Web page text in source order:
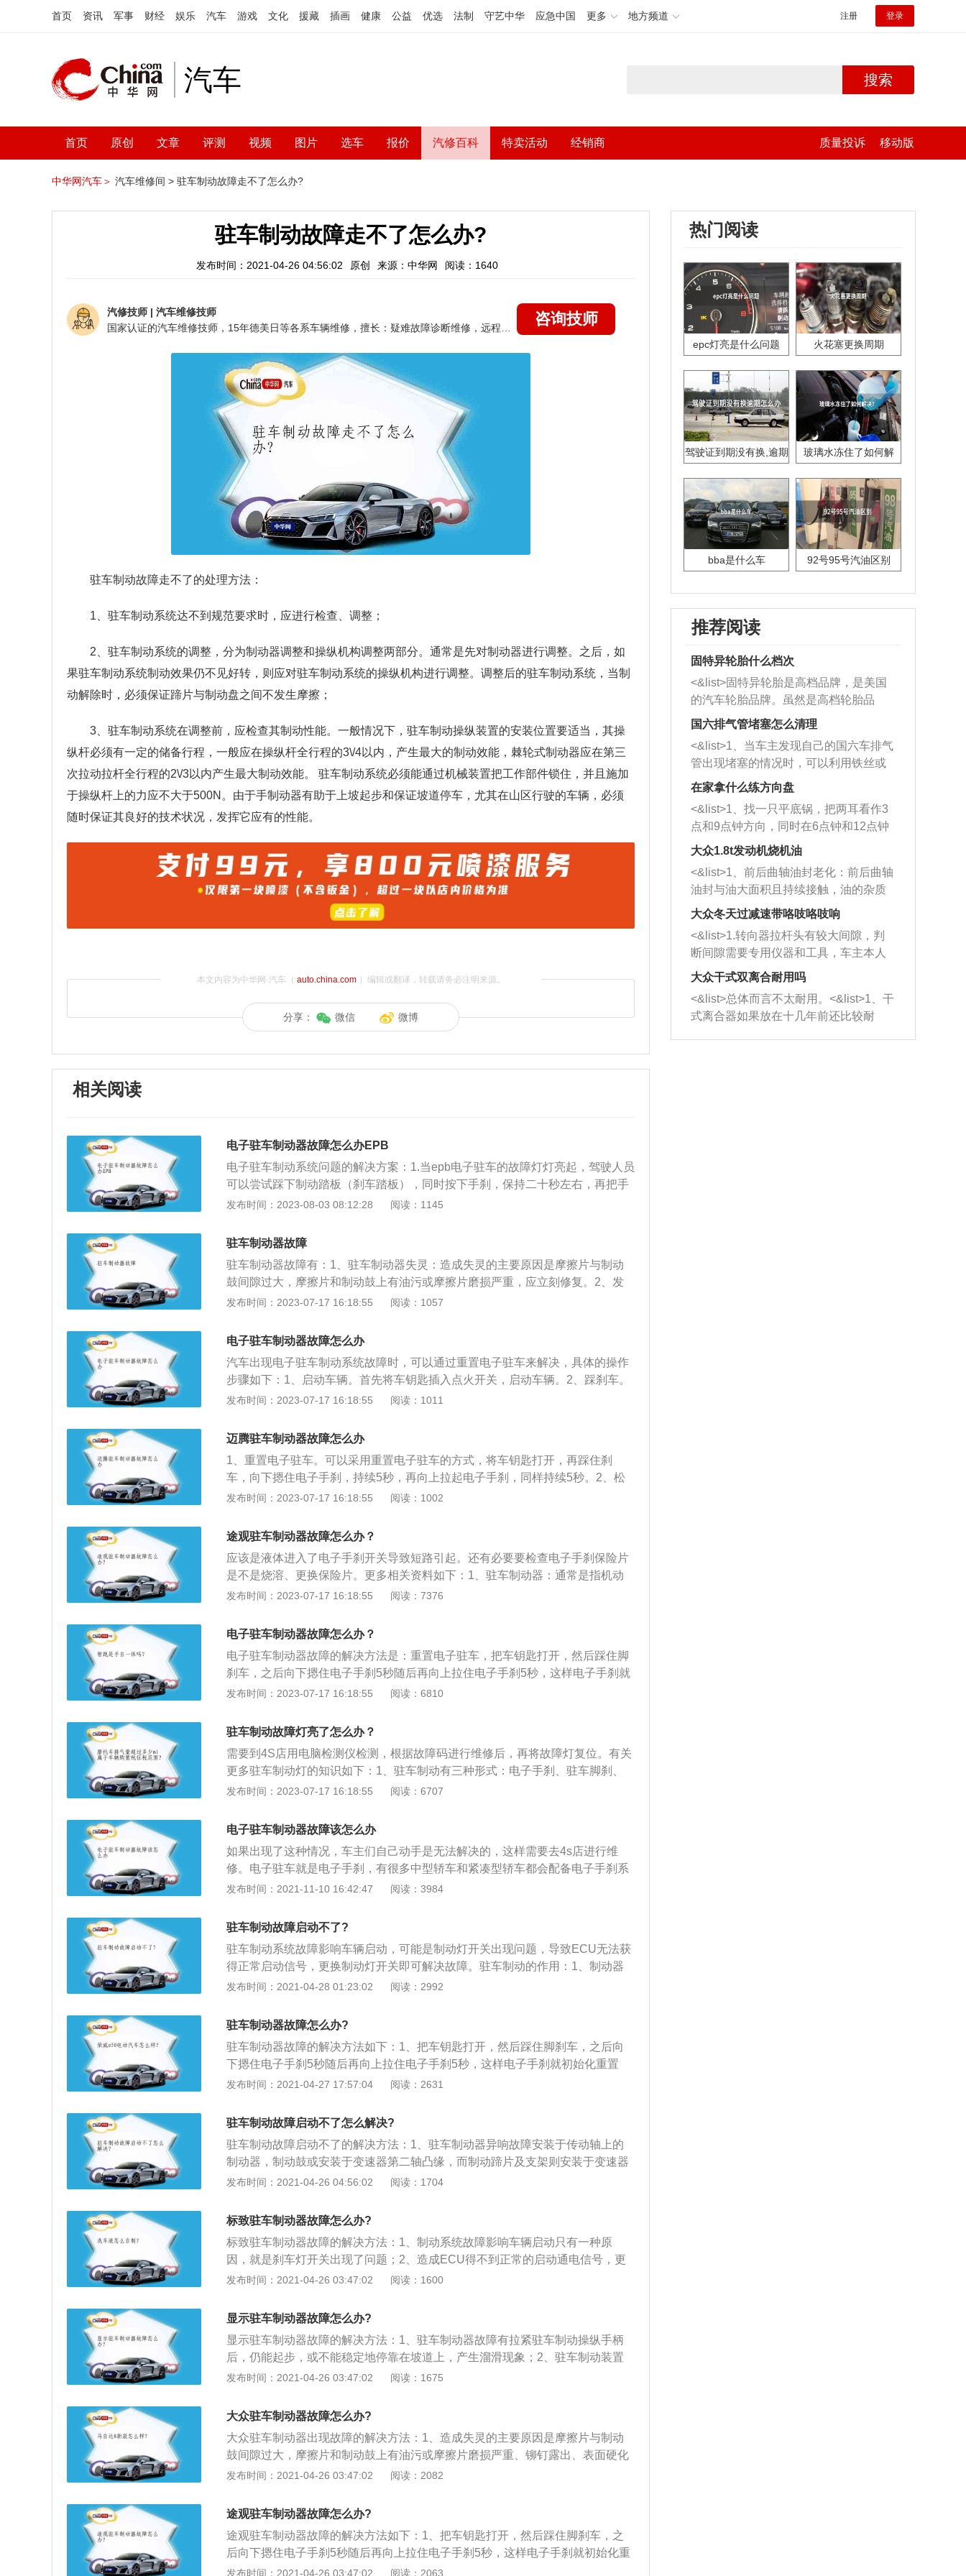
首页 资讯 军事 财经 娱乐 汽车 游戏 文化 援藏 插画 健康 公益 优选 法制 守艺中华 应急中国 更多 地方频道 注册 登录
汽车 搜索
首页 原创 文章 评测 视频 图片 选车 报价 汽修百科 特卖活动 经销商 质量投诉 移动版
中华网汽车＞ 汽车维修间 > 驻车制动故障走不了怎么办?
驻车制动故障走不了怎么办?
发布时间：2021-04-26 04:56:02 原创 来源：中华网 阅读：1640
汽修技师 | 汽车维修技师
咨询技师
驻车制动故障走不了的处理方法：
1、驻车制动系统达不到规范要求时，应进行检查、调整；
2、驻车制动系统的调整，分为制动器调整和操纵机构调整两部分。通常是先对制动器进行调整。之后，如
果驻车制动系统制动效果仍不见好转，则应对驻车制动系统的操纵机构进行调整。调整后的驻车制动系统，当制
动解除时，必须保证蹄片与制动盘之间不发生摩擦；
3、驻车制动系统在调整前，应检查其制动性能。一般情况下，驻车制动操纵装置的安装位置要适当，其操
纵杆必须有一定的储备行程，一般应在操纵杆全行程的3\/4以内，产生最大的制动效能，棘轮式制动器应在第三
次拉动拉杆全行程的2\/3以内产生最大制动效能。 驻车制动系统必须能通过机械装置把工作部件锁住，并且施加
于操纵杆上的力应不大于500N。由于手制动器有助于上坡起步和保证坡道停车，尤其在山区行驶的车辆，必须
随时保证其良好的技术状况，发挥它应有的性能。
本文内容为中华网·汽车（ auto.china.com）编辑或翻译，转载请务必注明来源。
分享： 微信 微博
相关阅读
电子驻车制动器故障怎么办EPB
电子驻车制动系统问题的解决方案：1.当epb电子驻车的故障灯灯亮起，驾驶人员
可以尝试踩下制动踏板（刹车踏板），同时按下手刹，保持二十秒左右，再把手
刹拉起来，就可以恢复正常了。2.可以重置电子驻车，把车钥匙打开，然后踩住
制动器初始化就重置了。3.驻车制动系统通常是指安装在机动车上的手动制动
器，简称手刹。常见的手刹一般放在驾驶员右手下垂的位置，使用方便。4.驻车
制动器的作用是在车辆停稳后，使车辆保持稳定，避免车辆停在斜坡上时因滑行
而发生事故。如果上述方法不能解除电子驻车的故障灯，那么就需要到4S店或者
汽车维修店利用故障仪来找到故障源头了，因为当EPD电子驻车故障灯亮起的时
者多个出现问题了，要解除警报，必须要维修好这些故障。
发布时间：2023-08-03 08:12:28 阅读：1145
驻车制动器故障
驻车制动器故障有：1、驻车制动器失灵：造成失灵的主要原因是摩擦片与制动
鼓间隙过大，摩擦片和制动鼓上有油污或摩擦片磨损严重，应立刻修复。2、发
出异响：行驶中驻车制动器发出一种嘎啦碰击声。这时应停车检查，用手摆动驻
等，应及时修复和调整。3、驻车制动器操纵杆不能固定：在不能固定的制动位
置上检查操纵杆头，握紧、放松操纵杆把柄，进行上、下移动试验，检查操纵杆
是否弯曲、卡住或弹簧折断。制动效能检查：找一条坡度较大、路面状况良好的
路面进行检查。先利用行车制动将车辆停在坡道上，挂空挡，然后将驻车制动杆
拉到规定的工作位置，再慢慢松开行车制动踏板，如果汽车在坡道上没有发生滑
次。
发布时间：2023-07-17 16:18:55 阅读：1057
电子驻车制动器故障怎么办
汽车出现电子驻车制动系统故障时，可以通过重置电子驻车来解决，具体的操作
步骤如下：1、启动车辆。首先将车钥匙插入点火开关，启动车辆。2、踩刹车。
接着驾驶员踩住刹车。3、按住电子手刹。向下按住电子手刹，大约5秒钟的时
初始化重置。电子手刹就是电子驻车制动系统，可以将行车过程中的临时性制动
和停车后的长时性制动功能结合在一起，由电子控制方式实现停车制动的技术。
电子手刹的工作原理和机械式手刹相同，都是通过刹车盘和刹车片之间产生摩擦
力来达到控制停车制动，但是控制方法从机械式手刹拉杆变成了电子按钮。如果
电子驻车系统出现故障，需要及时修理，继续行驶的话会导致刹车片磨损得更严
车的现象，容易导致交通事故的发生。
发布时间：2023-07-17 16:18:55 阅读：1011
迈腾驻车制动器故障怎么办
1、重置电子驻车。可以采用重置电子驻车的方式，将车钥匙打开，再踩住刹
车，向下摁住电子手刹，持续5秒，再向上拉起电子手刹，同样持续5秒。2、松
开操纵杆。在驻车制动器制动的过程中，将制动杆拉到制动的位置，并且松开。
3、检查。上下运动操纵杆，检查其是否有弯曲、卡滞或者弹簧折断的现象，挡
尘盘有没有因为变形或者固定不牢跟制动鼓发生碰撞，再检查风扇有没有因为磨
损过度导致滑齿的现象。如果驻车制动器发出异响，需要检查固定螺丝有没有松
动。4、及时调整。如果听到摩擦声，并且用手触摸制动鼓表面，感觉有发热迹
象，说明摩擦片和制动鼓之间的间隙过小，需要重新调整。5、维修刹车系统。
缺失、刹车片有无磨损过度，或者手刹开关有没有故障等，如果有问题需要及时
添加刹车油或者维修更换。6、重新开关车门。如果车门没有关紧，系统会判定
为不安全环境，无法使用自动驻车功能，可以重新开关车门。7、查看开关。按
8、更换蓄电池。可以尝试更换蓄电池，如果蓄电池无法正常供电，可能导致电
刹位于驾驶员右手下垂位置，使用较为便捷。它的作用是在车辆停好后帮助稳定
车辆，避免车辆停在斜坡路面上溜车造成事故。
发布时间：2023-07-17 16:18:55 阅读：1002
途观驻车制动器故障怎么办？
应该是液体进入了电子手刹开关导致短路引起。还有必要要检查电子手刹保险片
是不是烧溶、更换保险片。更多相关资料如下：1、驻车制动器：通常是指机动
车辆安装的手动刹车，简称手刹，在车辆停稳后用于稳定车辆，避免车辆在斜坡
使用。2、进行驻车制动时：向下踏住制动器踏板，向上全部拉出驻车制动杆。
3、注意事项：对装备有自动变速器的汽车而言，一定要先施加驻车制动，再将
排档杆移动到“P”（停车）位置。在倾斜地面停车时，如果先换档到“P”位置，然
后才进行驻车制动，车身的重量将在准备开动汽车时难于从“P”（停车）档换出
来。
发布时间：2023-07-17 16:18:55 阅读：7376
电子驻车制动器故障怎么办？
电子驻车制动器故障的解决方法是：重置电子驻车，把车钥匙打开，然后踩住脚
刹车，之后向下摁住电子手刹5秒随后再向上拉住电子手刹5秒，这样电子手刹就
初始化重置完成。以下是驻车制动器的更多资料：1、驻车制动器，通常是指机
便于使用。2、驻车制动器的作用是可在车辆停稳后用于稳定车辆，避免车辆在
斜坡路面停车时由于溜车造成事故。
发布时间：2023-07-17 16:18:55 阅读：6810
驻车制动故障灯亮了怎么办？
需要到4S店用电脑检测仪检测，根据故障码进行维修后，再将故障灯复位。有关
更多驻车制动灯的知识如下：1、驻车制动有三种形式：电子手刹、驻车脚刹、
机械手刹，其中驻车脚刹和机械手刹都是使用机械机构实线驻车制动，而电子手
拥有更高的稳定性和可靠性，并且故障率也比电子手刹要低好多。2、制动报警
灯亮通常是因为未放松驻车制动器操纵杆、缺少制动液、开关损坏这几个方面引
起。刹车油(制动液)是液压制动系统中传递制动压力的液态介质，使用在采用液
压制动系统的车辆中。
发布时间：2023-07-17 16:18:55 阅读：6707
电子驻车制动器故障该怎么办
如果出现了这种情况，车主们自己动手是无法解决的，这样需要去4s店进行维
修。电子驻车就是电子手刹，有很多中型轿车和紧凑型轿车都会配备电子手刹系
统。电子手刹与传统的机械手刹是不一样的。机械手刹有手刹拉杆，有手刹拉
机，按下换挡杆附近的电子手刹按钮后，手刹电机可以夹紧刹车片，这样就可以
防止车子溜车了。电子驻车制动器在两个后轮上，如果电子驻车制动器坏了，那
需要将车子升起来，然后将后轮拆下来进行维修。如果车友们遇到了这种情况，
那要去4s店让专业技师进行修理，车主们自己动手是无法修理的。如果电子手刹
出现了故障，建议立即修理，否则会影响自己的正常用车。如果电子手刹出现了
象。如果车子出现了溜车现象，那是比较危险的。在平时用车时，一定要按时保
养按时更换易损件，只有这样才可以让汽车始终保持良好状态。
发布时间：2021-11-10 16:42:47 阅读：3984
驻车制动故障启动不了?
驻车制动系统故障影响车辆启动，可能是制动灯开关出现问题，导致ECU无法获
得正常启动信号，更换制动灯开关即可解决故障。驻车制动的作用：1、制动器
就是刹车。制动器分为行车制动器（脚刹）、驻车制动器（手刹）；2、驻车制
使车辆在最短的可能时间内停车；3、停车后一般除了使用驻车制动之外，上坡
要将挡位挂到一挡（防止后溜），下坡挂倒挡（防止前面打滑）。
发布时间：2021-04-28 01:23:02 阅读：2992
驻车制动器故障怎么办?
驻车制动器故障的解决方法如下：1、把车钥匙打开，然后踩住脚刹车，之后向
下摁住电子手刹5秒随后再向上拉住电子手刹5秒，这样电子手刹就初始化重置
了；2、驻车制动器，通常是指机动车辆安装的手动刹车，简称手刹，常见的手
停稳后用于稳定车辆，避免车辆在斜坡路面停车时由于溜车造成事故。
发布时间：2021-04-27 17:57:04 阅读：2631
驻车制动故障启动不了怎么解决?
驻车制动故障启动不了的解决方法：1、驻车制动器异响故障安装于传动轴上的
制动器，制动鼓或安装于变速器第二轴凸缘，而制动蹄片及支架则安装于变速器
壳体；2、行驶中产生异响，主要有以下原因：（1）驻车制动盘翘曲。（2）制
花键松旷。（5）变速器壳体上的固定支架松动；3、行驶中若有连续的金属敲击
声，可适当拉紧驻车制动；若声音减小或消失，多为制动蹄敲击制动鼓。停车
后，将变速器置于空挡，检查第二轴凸缘是否松动。
发布时间：2021-04-26 04:56:02 阅读：1704
标致驻车制动器故障怎么办?
标致驻车制动器故障的解决方法：1、制动系统故障影响车辆启动只有一种原
因，就是刹车灯开关出现了问题；2、造成ECU得不到正常的启动通电信号，更
换一只刹车灯开关就可以解决故障了；3、这种问题都是出现在自动挡车型上
发布时间：2021-04-26 03:47:02 阅读：1600
显示驻车制动器故障怎么办?
显示驻车制动器故障的解决方法：1、驻车制动器故障有拉紧驻车制动操纵手柄
后，仍能起步，或不能稳定地停靠在坡道上，产生溜滑现象；2、驻车制动装置
俗称手刹，主要的功用：一是汽车停车后，通过施加一个持续、稳定的制动力，
成驻车制动效能不良的原因主要有：（1）制动器间隙过大，蹄片与鼓的接触面
积太小，制动蹄或片上占油或硬化、铆钉外露，制动鼓或盘变形严重。（2）操
纵机构各部件磨损松旷，间隙过大，或者钢索过长。
发布时间：2021-04-26 03:47:02 阅读：1675
大众驻车制动器故障怎么办?
大众驻车制动器出现故障的解决方法：1、造成失灵的主要原因是摩擦片与制动
鼓间隙过大，摩擦片和制动鼓上有油污或摩擦片磨损严重、铆钉露出、表面硬化
造成打滑；2、也可能是驻车制动器销轴磨损严重，间隙过大，驻车制动器拉杆
驻车制动器操纵停住或二挡不能起步。
发布时间：2021-04-26 03:47:02 阅读：2082
途观驻车制动器故障怎么办?
途观驻车制动器故障的解决方法如下：1、把车钥匙打开，然后踩住脚刹车，之
后向下摁住电子手刹5秒随后再向上拉住电子手刹5秒，这样电子手刹就初始化重
置了；2、驻车制动器，通常是指机动车辆安装的手动刹车，简称手刹，常见的
发布时间：2021-04-26 03:47:02 阅读：2063
热门阅读
epc灯亮是什么问题 火花塞更换周期
驾驶证到期没有换,逾期
玻璃水冻住了如何解
bba是什么车 92号95号汽油区别
推荐阅读
固特异轮胎什么档次
<&list>固特异轮胎是高档品牌，是美国
的汽车轮胎品牌。虽然是高档轮胎品
牌，但是中高低端的轮胎都有生产，这
也是为了更好的开拓市场。
国六排气管堵塞怎么清理
<&list>1、当车主发现自己的国六车排气
管出现堵塞的情况时，可以利用铁丝或
者是细棍，直接将杂物给取出来，如果
堵塞情况比较严重，也可以采取应急措
施。 <&list>2、直接利用木棍将所有的
杂物推到排气管里面的位置处，然后将
三元催化器拆解开，就可以将堵塞的东
西取出来。但如果是因为积碳过多引起
的堵塞，就需要将三元催化器泡在草酸
洗剂对堵塞的情况得到解决，将清洗剂
放在燃油箱中，与燃油混合后，车辆启
动时，就可以和汽油一起进入到燃烧
室，最后形成废气排出，就可以让三元
催化器得到清洗，排气管堵塞的情况就
能够得到解决。
在家拿什么练方向盘
<&list>1、找一只平底锅，把两耳看作3
点和9点钟方向，同时在6点钟和12点钟
方向做一个标记。 <&list>2、双手握住
一圈半的练习，往右同样也要打相同的
圈数。 <&list>3、最后强调要反复练
习，这样就可以形成肌肉记忆，在真实
驾驶车辆时，不需要记忆也能打好方
向。
大众1.8t发动机烧机油
<&list>1、前后曲轴油封老化：前后曲轴
油封与油大面积且持续接触，油的杂质
和发动机内持续温度变化使其密封效果
逐渐减弱，导致渗油或漏油。<&list>2、
活塞间隙过大：积碳会使活塞环与缸体
的间隙扩大，导致机油流入燃烧室中，
造成烧机油。<&list>3、机油粘度。使用
机油粘度过小的话，同样会有烧机油现
象，机油粘度过小具有很好的流动性，
大众冬天过减速带咯吱咯吱响
<&list>1.转向器拉杆头有较大间隙，判
断间隙需要专用仪器和工具，车主本人
无法制作，需要将车辆送到修理厂或4s
店；<&list>2.车辆半轴套管防尘罩破
裂，破裂后会出现漏油现象，使半轴磨
损严重，磨损的半轴容易损坏，产生异
响；<&list>3.稳定器的转向胶套和球头
大众干式双离合耐用吗
<&list>总体而言不太耐用。<&list>1、干
式离合器如果放在十几年前还比较耐